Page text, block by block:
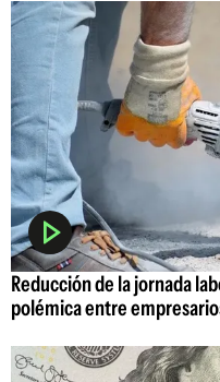
Reducción de la jornada
polémica entre